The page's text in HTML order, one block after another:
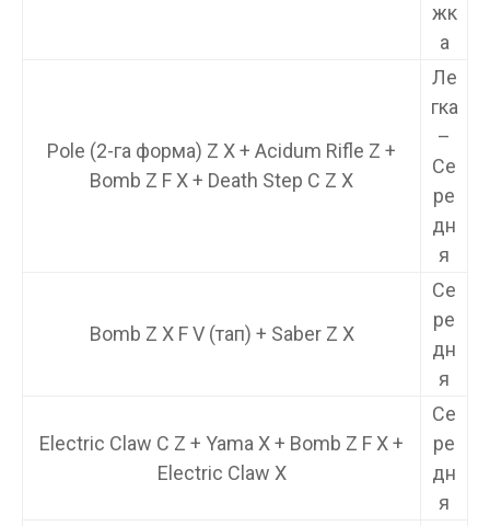
жк
а
Pole (2-га форма) Z X + Acidum Rifle Z +
Bomb Z F X + Death Step C Z X
Ле
гка
–
Се
ре
дн
я
Bomb Z X F V (тап) + Saber Z X
Се
ре
дн
я
Electric Claw C Z + Yama X + Bomb Z F X +
Electric Claw X
Се
ре
дн
я